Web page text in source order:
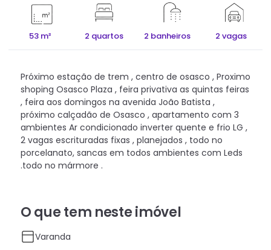
53 m² 2 quartos 2 banheiros 2 vagas
Próximo estação de trem , centro de osasco , Proximo
shoping Osasco Plaza , feira privativa as quintas feiras
, feira aos domingos na avenida João Batista ,
próximo calçadão de Osasco , apartamento com 3
ambientes Ar condicionado inverter quente e frio LG ,
2 vagas escrituradas fixas , planejados , todo no
porcelanato, sancas em todos ambientes com Leds
.todo no mármore .
O que tem neste imóvel
Varanda